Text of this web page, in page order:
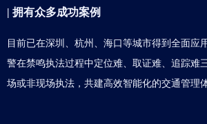
| 拥有众多成功案例
目前已在深圳、杭州、海口等城市得到全面应
警在禁鸣执法过程中定位难、取证难、追踪难
场或非现场执法，共建高效智能化的交通管理体